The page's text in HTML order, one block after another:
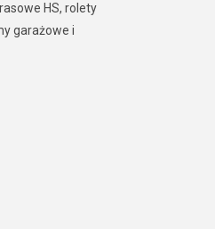
HS, rolety
garażowe i